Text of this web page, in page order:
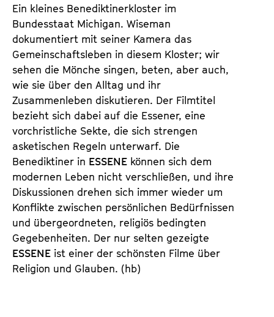
d
e
n
T
i
c
k
e
t
s
d
e
m
K
a
l
e
n
d
e
r
Ein kleines Benediktinerkloster im
Bundesstaat Michigan. Wiseman
dokumentiert mit seiner Kamera das
Gemeinschaftsleben in diesem Kloster; wir
sehen die Mönche singen, beten, aber auch,
wie sie über den Alltag und ihr
Zusammenleben diskutieren. Der Filmtitel
bezieht sich dabei auf die Essener, eine
vorchristliche Sekte, die sich strengen
asketischen Regeln unterwarf. Die
Benediktiner in ESSENE können sich dem
modernen Leben nicht verschließen, und ihre
Diskussionen drehen sich immer wieder um
Konflikte zwischen persönlichen Bedürfnissen
und übergeordneten, religiös bedingten
Gegebenheiten. Der nur selten gezeigte
ESSENE ist einer der schönsten Filme über
Religion und Glauben. (hb)